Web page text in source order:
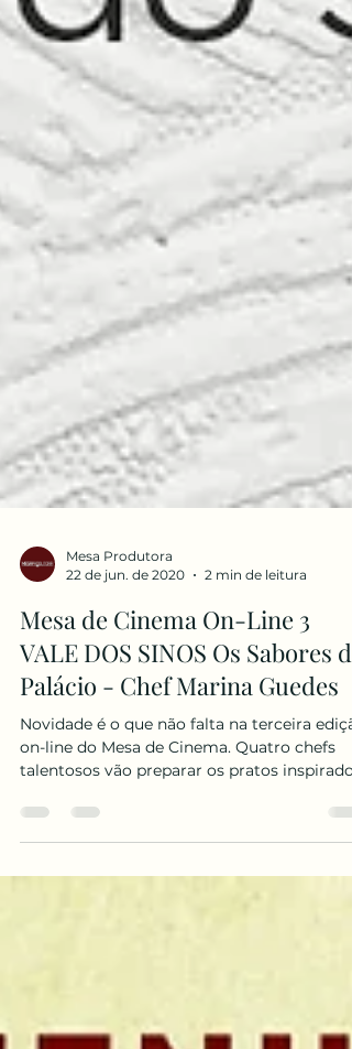
Mesa Produtora
22 de jun. de 2020
Mesa de Cinema On-Line 3
VALE DOS SINOS Os Sabores do
Palácio - Chef Marina Guedes
Novidade é o que não falta na terceira
on-line do Mesa de Cinema. Quatro chefs